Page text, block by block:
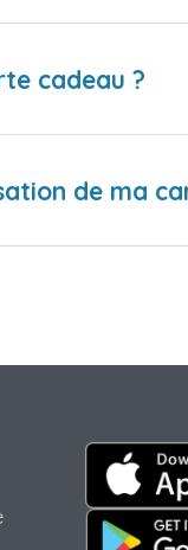
cadeau ?
de ma